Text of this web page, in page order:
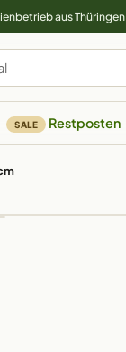
aus Thüringen
SALE Restposten